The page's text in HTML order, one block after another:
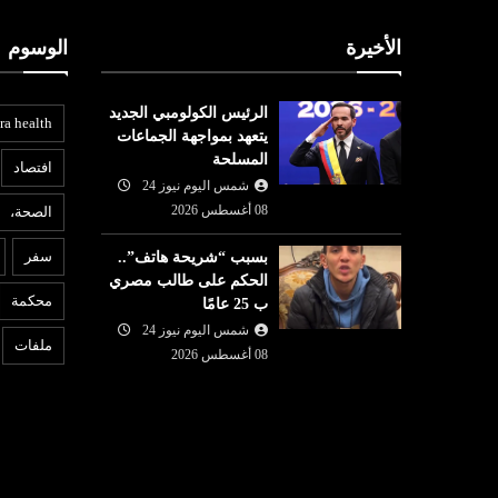
الأخيرة
الرئيس الكولومبي الجديد
يتعهد بمواجهة الجماعات
المسلحة
شمس اليوم نيوز 24
08 أغسطس 2026
بسبب “شريحة هاتف”..
الحكم على طالب مصري
ب 25 عامًا
شمس اليوم نيوز 24
08 أغسطس 2026
الوسوم
health
افتصاد
الصحة،
سفر
محكمة
ملفات
الوافدين من
شمس اليوم نيوز 24
07 أغسطس
2026
واشنطن تفرض عقوبات على
منصات للتداول تمول الحرس
الثوري